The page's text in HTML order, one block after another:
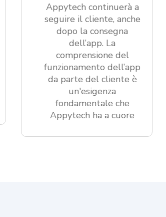
Appytech continuerà a
seguire il cliente, anche
dopo la consegna
dell’app. La
comprensione del
funzionamento dell’app
da parte del cliente è
un'esigenza
fondamentale che
Appytech ha a cuore